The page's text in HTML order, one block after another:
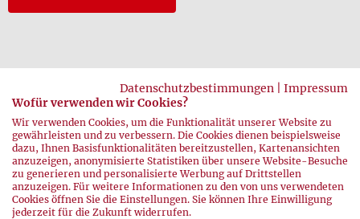
zurück
Datenschutzbestimmungen
Impressum
Wofür verwenden wir Cookies?
Wir verwenden Cookies, um die Funktionalität unserer Website zu
gewährleisten und zu verbessern. Die Cookies dienen beispielsweise
dazu, Ihnen Basisfunktionalitäten bereitzustellen, Kartenansichten
anzuzeigen, anonymisierte Statistiken über unsere Website-Besuche
zu generieren und personalisierte Werbung auf Drittstellen
anzuzeigen. Für weitere Informationen zu den von uns verwendeten
Cookies öffnen Sie die Einstellungen. Sie können Ihre Einwilligung
jederzeit für die Zukunft widerrufen.